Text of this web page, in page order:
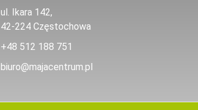
ul. Ikara 142,
42-224 Częstochowa
+48 512 188 751
biuro@majacentrum.pl